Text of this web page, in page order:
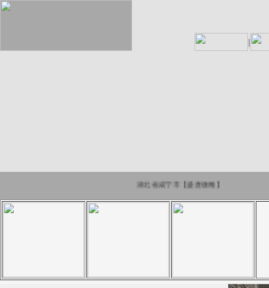
湖北省咸宁市【盛唐微雕】